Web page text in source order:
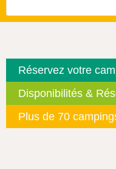
Réservez votre
Disponibilités &
Plus de 70